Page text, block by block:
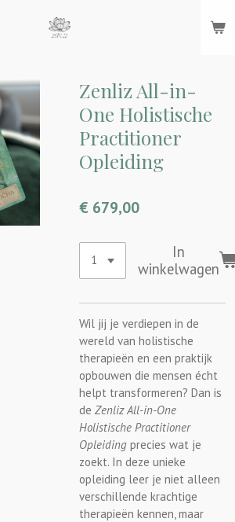
Zenliz All-in-
One Holistische
Practitioner
Opleiding
€ 679,00
In
winkelwagen
Wil jij je verdiepen in de
wereld van holistische
therapieën en een praktijk
opbouwen die mensen écht
helpt transformeren? Dan is
de Zenliz All-in-One
Holistische Practitioner
Opleiding precies wat je
zoekt. In deze unieke
opleiding leer je niet alleen
verschillende krachtige
therapieën kennen, maar